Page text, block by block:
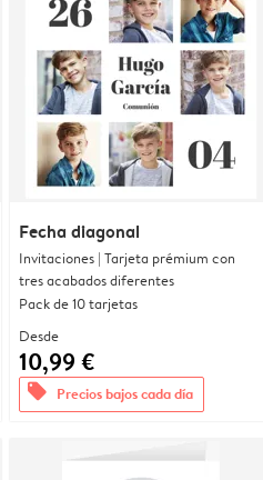
Fecha diagonal
Invitaciones | Tarjeta prémium con
tres acabados diferentes
Pack de 10 tarjetas
Desde
10,99 €
offers Precios bajos cada día